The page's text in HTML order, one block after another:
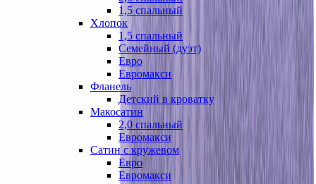
1,5 спальный
Хлопок
1,5 спальный
Семейный (дуэт)
Евро
Евромакси
Фланель
Детский в кроватку
Макосатин
2,0 спальный
Евромакси
Сатин с кружевом
Евро
Евромакси